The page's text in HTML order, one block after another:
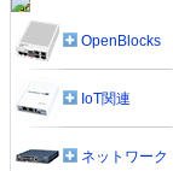
OpenBlocks
IoT関連
ネットワーク